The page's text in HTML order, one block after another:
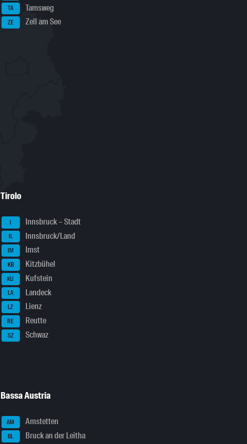
TA Tamsweg
ZE Zell am See
Tirolo
I Innsbruck – Stadt
IL Innsbruck/Land
IM Imst
KB Kitzbühel
KU Kufstein
LA Landeck
LZ Lienz
RE Reutte
SZ Schwaz
Bassa Austria
AM Amstetten
BL Bruck an der Leitha